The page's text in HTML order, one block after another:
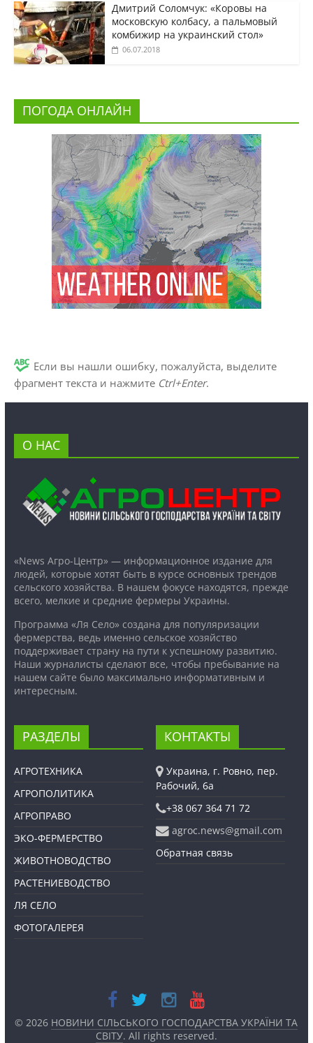
Дмитрий Соломчук: «Коровы на
московскую колбасу, а пальмовый
комбижир на украинский стол»
06.07.2018
ПОГОДА ОНЛАЙН
Если вы нашли ошибку, пожалуйста, выделите
фрагмент текста и нажмите Ctrl+Enter.
О НАС
«News Агро-Центр» — информационное издание для
людей, которые хотят быть в курсе основных трендов
сельского хозяйства. В нашем фокусе находятся, прежде
всего, мелкие и средние фермеры Украины.
Программа «Ля Село» создана для популяризации
фермерства, ведь именно сельское хозяйство
поддерживает страну на пути к успешному развитию.
Наши журналисты сделают все, чтобы пребывание на
нашем сайте было максимально информативным и
интересным.
РАЗДЕЛЫ
АГРОТЕХНИКА
АГРОПОЛИТИКА
АГРОПРАВО
ЭКО-ФЕРМЕРСТВО
ЖИВОТНОВОДСТВО
РАСТЕНИЕВОДСТВО
ЛЯ СЕЛО
ФОТОГАЛЕРЕЯ
КОНТАКТЫ
Украина, г. Ровно, пер.
Рабочий, 6а
+38 067 364 71 72
agroc.news@gmail.com
Обратная связь
© 2026 НОВИНИ СІЛЬСЬКОГО ГОСПОДАРСТВА УКРАЇНИ ТА
СВІТУ. All rights reserved.